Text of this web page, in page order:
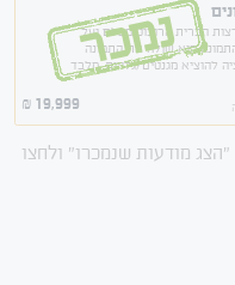
הברית הרובוט מצלם ועל
הוא שולח את התמונה
להוציא מגנטים/גלויות. מלבד
נמכר
19,999
₪
"הצג מודעות שנמכרו" ולחצו